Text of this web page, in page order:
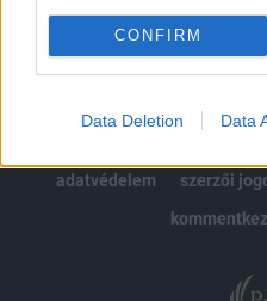
CONFIRM
Data Deletion Data
adatvédelem
szerzői